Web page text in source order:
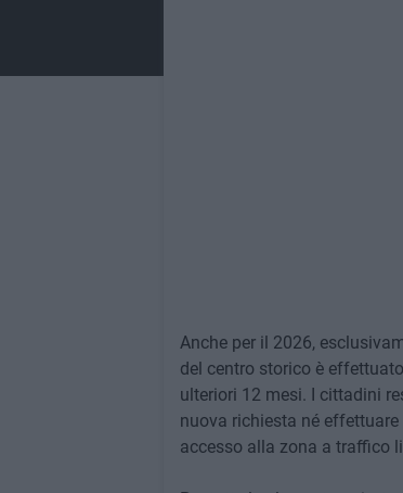
Anche per il 2026,
del centro storico è
ulteriori 12 mesi. I cittadini
nuova richiesta né
accesso alla zona a traffico